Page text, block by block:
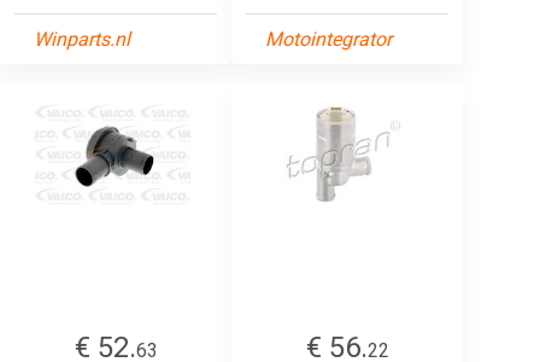
Winparts.nl Motointegrator
€ 52.63
€ 56.22